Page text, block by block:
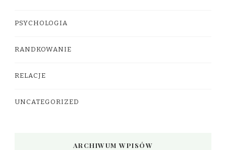
PSYCHOLOGIA
RANDKOWANIE
RELACJE
UNCATEGORIZED
ARCHIWUM WPISÓW